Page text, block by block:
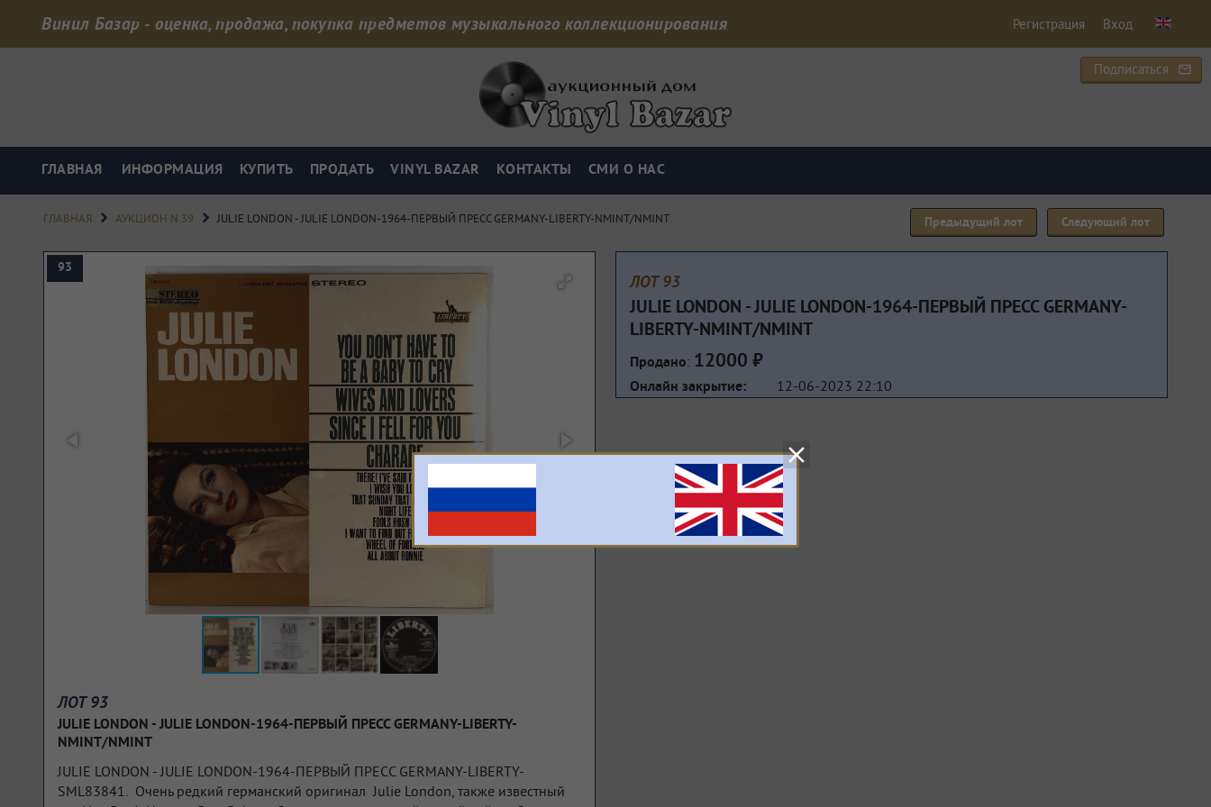
Винил Базар - оценка, продажа, покупка предметов музыкального коллекционирования Регистрация Вход
Подписаться mail_outline
ГЛАВНАЯ ИНФОРМАЦИЯ КУПИТЬ ПРОДАТЬ VINYL BAZAR КОНТАКТЫ СМИ О НАС
Предыдущий лот Следующий лот
ГЛАВНАЯ chevron_right АУКЦИОН N 39 chevron_right JULIE LONDON - JULIE LONDON-1964-ПЕРВЫЙ ПРЕСС GERMANY-LIBERTY-NMINT/NMINT
93
ЛОТ 93
JULIE LONDON - JULIE LONDON-1964-ПЕРВЫЙ ПРЕСС GERMANY-LIBERTY-
NMINT/NMINT
JULIE LONDON - JULIE LONDON-1964-ПЕРВЫЙ ПРЕСС GERMANY-LIBERTY-
SML83841. Очень редкий германский оригинал Julie London, также известный
ЛОТ 93
JULIE LONDON - JULIE LONDON-1964-ПЕРВЫЙ ПРЕСС GERMANY-
LIBERTY-NMINT/NMINT
Продано: 12000 ₽
Онлайн закрытие: 12-06-2023 22:10